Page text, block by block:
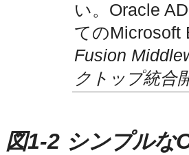
い。Oracle
てのMicrosoft
Fusion
クトップ統合
図1-2 シンプルな